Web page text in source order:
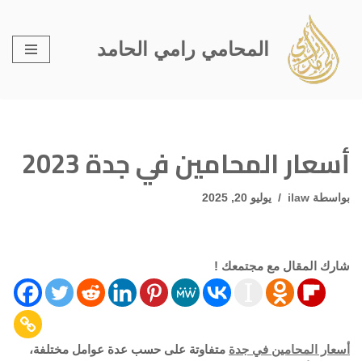
تخطى
إلى
المحتوى
المحامي رامي الحامد
أسعار المحامين في جدة 2023
بواسطة ilaw يوليو 20, 2025
شارك المقال مع مجتمعك !
أسعار المحامين في جدة متفاوتة على حسب عدة عوامل مختلفة،